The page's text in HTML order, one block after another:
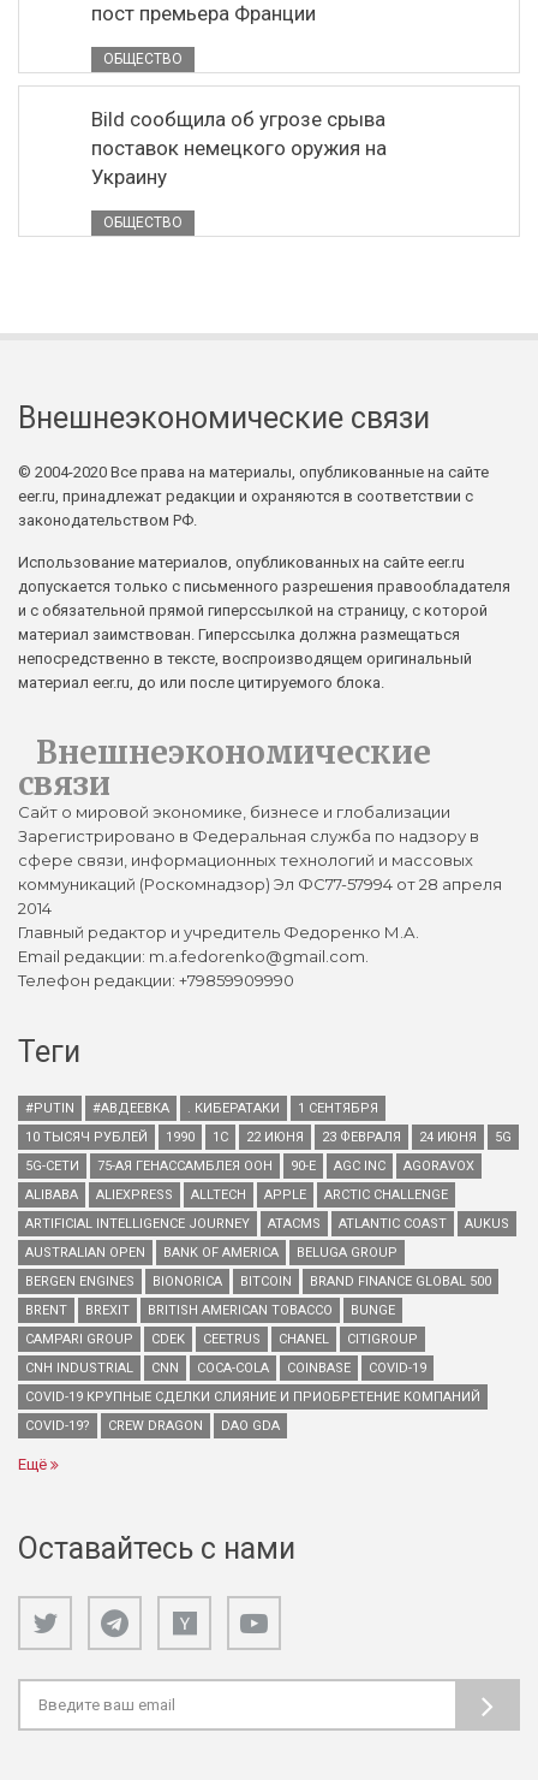
пост премьера Франции
ОБЩЕСТВО
Bild сообщила об угрозе срыва
поставок немецкого оружия на
Украину
ОБЩЕСТВО
Внешнеэкономические связи
© 2004-2020 Все права на материалы, опубликованные на сайте
eer.ru, принадлежат редакции и охраняются в соответствии с
законодательством РФ.
Использование материалов, опубликованных на сайте eer.ru
допускается только с письменного разрешения правообладателя
и с обязательной прямой гиперссылкой на страницу, с которой
материал заимствован. Гиперссылка должна размещаться
непосредственно в тексте, воспроизводящем оригинальный
материал eer.ru, до или после цитируемого блока.
Внешнеэкономические
связи
Сайт о мировой экономике, бизнесе и глобализации
Зарегистрировано в Федеральная служба по надзору в
сфере связи, информационных технологий и массовых
коммуникаций (Роскомнадзор) Эл ФС77-57994 от 28 апреля
2014
Главный редактор и учредитель Федоренко М.А.
Email редакции: m.a.fedorenko@gmail.com.
Телефон редакции: +79859909990
Теги
#PUTIN #АВДЕЕВКА . КИБЕРАТАКИ
1 СЕНТЯБРЯ
10 ТЫСЯЧ РУБЛЕЙ
1990 1С 22 ИЮНЯ 23 ФЕВРАЛЯ 24 ИЮНЯ
5G
5G-СЕТИ
75-АЯ ГЕНАССАМБЛЕЯ ООН 90-Е AGC INC
AGORAVOX
ALIBABA
ALIEXPRESS ALLTECH APPLE
ARCTIC CHALLENGE
ARTIFICIAL INTELLIGENCE JOURNEY
ATACMS ATLANTIC COAST
AUKUS
AUSTRALIAN OPEN
BANK OF AMERICA
BELUGA GROUP
BERGEN ENGINES
BIONORICA BITCOIN
BRAND FINANCE GLOBAL 500
BRENT
BREXIT BRITISH AMERICAN TOBACCO
BUNGE
CAMPARI GROUP
CDEK CEETRUS CHANEL
CITIGROUP
CNH INDUSTRIAL
CNN COCA-COLA COINBASE
COVID-19
COVID-19 КРУПНЫЕ СДЕЛКИ СЛИЯНИЕ И ПРИОБРЕТЕНИЕ КОМПАНИЙ
COVID-19?
CREW DRAGON DAO GDA
Ещё
Оставайтесь с нами